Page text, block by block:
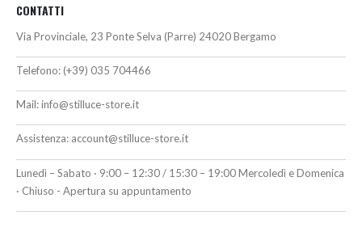
CONTATTI
Via Provinciale, 23 Ponte Selva (Parre) 24020 Bergamo
Telefono: (+39) 035 704466
Mail:info@stilluce-store.it
Assistenza: account@stilluce-store.it
Lunedì – Sabato · 9:00 – 12:30 / 15:30 – 19:00 Mercoledì e Domenica
· Chiuso - Apertura su appuntamento